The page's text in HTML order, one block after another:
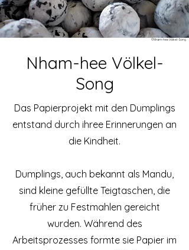
©Nham-hee Völkel-Song
Nham-hee Völkel-
Song
Das Papierprojekt mit den Dumplings
entstand durch ihree Erinnerungen an
die Kindheit.
Dumplings, auch bekannt als Mandu,
sind kleine gefüllte Teigtaschen, die
früher zu Festmahlen gereicht
wurden. Während des
Arbeitsprozesses formte sie Papier im